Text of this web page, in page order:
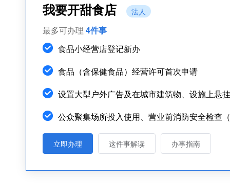
我要开甜食店 法人
最多可办理 4件事
食品小经营店登记新办
食品（含保健食品）经营许可首次申请
设置大型户外广告及在城市建筑物、设施上悬
公众聚集场所投入使用、营业前消防安全检查
立即办理 这件事解读 办事指南